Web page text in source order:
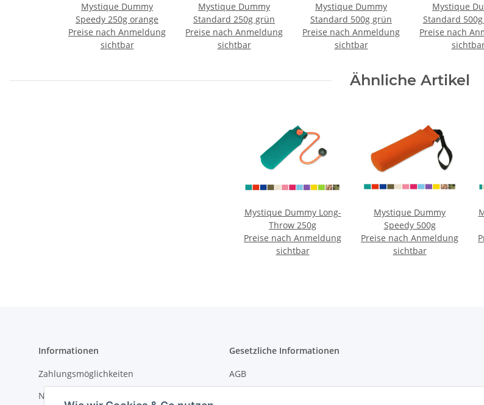
Mystique Dummy
Speedy 250g orange
Preise nach Anmeldung
sichtbar
Mystique Dummy
Standard 250g grün
Preise nach Anmeldung
sichtbar
Mystique Dummy
Standard 500g grün
Preise nach Anmeldung
sichtbar
Mystique
Standard
Preise nach
Ähnliche Artikel
Mystique Dummy Long-
Throw 250g
Preise nach Anmeldung
sichtbar
Mystique Dummy
Speedy 500g
Preise nach Anmeldung
sichtbar
Informationen
Zahlungsmöglichkeiten
Newsletter
Gesetzliche Informationen
AGB